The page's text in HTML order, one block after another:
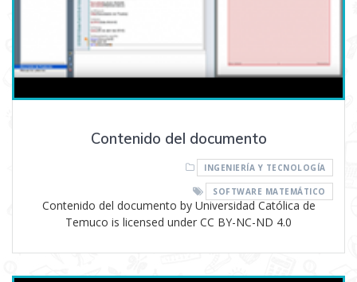
Contenido del documento
INGENIERÍA Y TECNOLOGÍA
SOFTWARE MATEMÁTICO
Contenido del documento by Universidad Católica de
Temuco is licensed under CC BY-NC-ND 4.0